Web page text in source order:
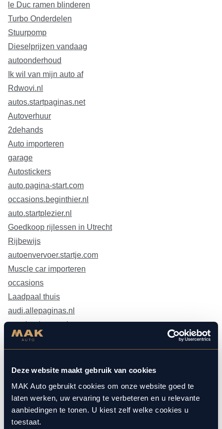
Deze website maakt gebruik van cookies
MAK Auto gebruikt cookies om onze website goed te
laten werken, uw ervaring te verbeteren en u relevante
aanbiedingen te tonen. U kiest zelf welke cookies u
toestaat.
le Duc ramen blinderen
Turbo Onderdelen
Stuurpomp
Dieselprijzen vandaag
autoonderhoud
Ik wil van mijn auto af
Rdwovi.nl
autos.startpaginas.net
Autoverhuur
2dehands
Auto importeren
garage
Autostickers
auto.pagina-start.com
occasions.beginthier.nl
auto.startplezier.nl
Goedkoop rijlessen in Utrecht
Rijbewijs
autoenvervoer.startje.com
Muscle car importeren
occasions
Laadpaal thuis
audi.allepaginas.nl
auto.beginspot.nl
auto.verzamelgids.nl
autogarage.bestevanhetnet.nl
Auto kopen in duitsland
Autoruit reparatie
Trouwauto huren
Vervoer